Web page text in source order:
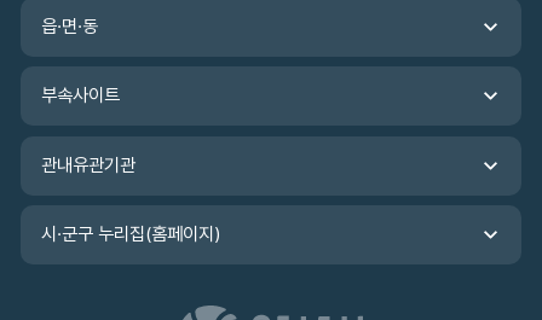
읍·면·동
부속사이트
관내유관기관
시·군구 누리집(홈페이지)